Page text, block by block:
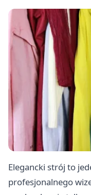
Elegancki strój to
profesjonalnego